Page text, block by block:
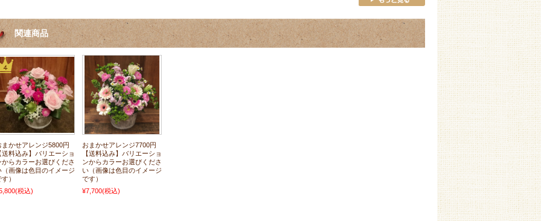
関連商品
まかせアレンジ5800円
送料込み】バリエーショ
からカラーお選びくださ
（画像は色目のイメージ
）
(税込)
おまかせアレンジ7700円
【送料込み】バリエーショ
ンからカラーお選びくださ
い（画像は色目のイメージ
です）
¥7,700(税込)